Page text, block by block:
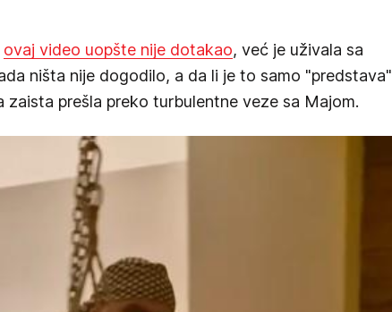
ovaj video uopšte nije dotakao, već je uživala sa
ništa nije dogodilo, a da li je to samo "predstava"
zaista prešla preko turbulentne veze sa Majom.